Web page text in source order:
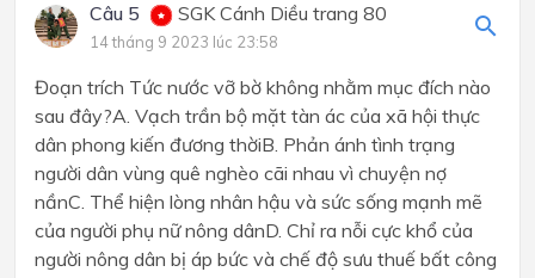
Câu 5 SGK Cánh Diều trang 80
14 tháng 9 2023 lúc 23:58
Đoạn trích Tức nước vỡ bờ không nhằm mục đích nào
sau đây?A. Vạch trần bộ mặt tàn ác của xã hội thực
dân phong kiến đương thờiB. Phản ánh tình trạng
người dân vùng quê nghèo cãi nhau vì chuyện nợ
nầnC. Thể hiện lòng nhân hậu và sức sống mạnh mẽ
của người phụ nữ nông dânD. Chỉ ra nỗi cực khổ của
người nông dân bị áp bức và chế độ sưu thuế bất công